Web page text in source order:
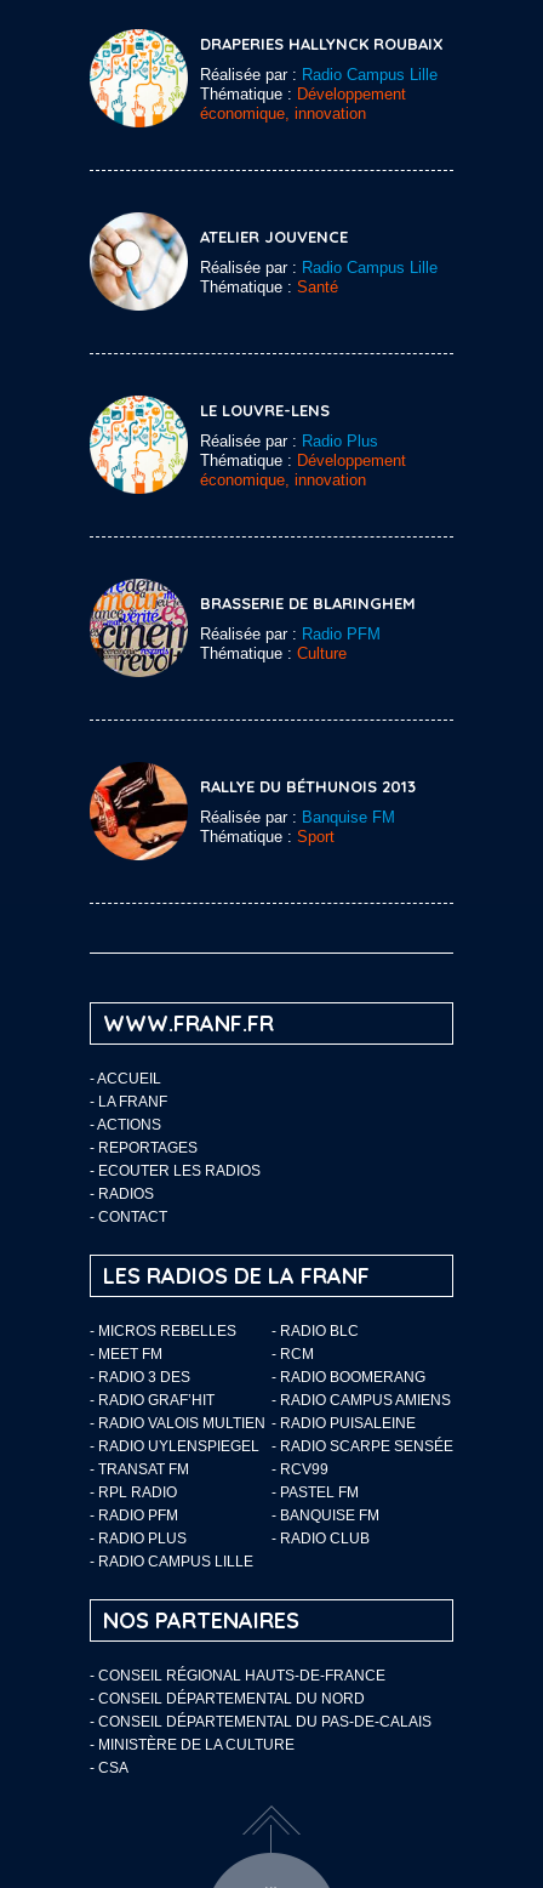
DRAPERIES HALLYNCK ROUBAIX
Réalisée par : Radio Campus Lille
Thématique : Développement
économique, innovation
ATELIER JOUVENCE
Réalisée par : Radio Campus Lille
Thématique : Santé
LE LOUVRE-LENS
Réalisée par : Radio Plus
Thématique : Développement
économique, innovation
BRASSERIE DE BLARINGHEM
Réalisée par : Radio PFM
Thématique : Culture
RALLYE DU BÉTHUNOIS 2013
Réalisée par : Banquise FM
Thématique : Sport
WWW.FRANF.FR
-ACCUEIL
- LA FRANF
-ACTIONS
- REPORTAGES
- ECOUTER LES RADIOS
- RADIOS
- CONTACT
LES RADIOS DE LA FRANF
- MICROS REBELLES
- RADIO BLC
- MEET FM
- RCM
- RADIO 3 DES
- RADIO BOOMERANG
- RADIO GRAF’HIT
- RADIO CAMPUS AMIENS
- RADIO VALOIS MULTIEN - RADIO PUISALEINE
- RADIO UYLENSPIEGEL
- RADIO SCARPE SENSÉE
- TRANSAT FM
- RCV99
- RPL RADIO
- PASTEL FM
- RADIO PFM
- BANQUISE FM
- RADIO PLUS
- RADIO CLUB
- RADIO CAMPUS LILLE
NOS PARTENAIRES
- CONSEIL RÉGIONAL HAUTS-DE-FRANCE
- CONSEIL DÉPARTEMENTAL DU NORD
- CONSEIL DÉPARTEMENTAL DU PAS-DE-CALAIS
- MINISTÈRE DE LA CULTURE
- CSA